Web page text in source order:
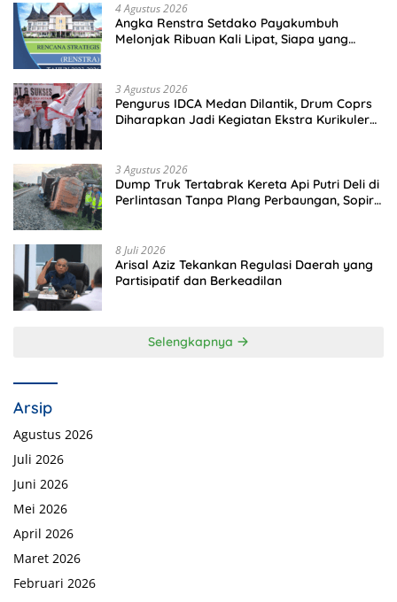
4 Agustus 2026
Angka Renstra Setdako Payakumbuh
Melonjak Ribuan Kali Lipat, Siapa yang
3 Agustus 2026
Pengurus IDCA Medan Dilantik, Drum Coprs
Diharapkan Jadi Kegiatan Ekstra Kurikuler
3 Agustus 2026
Dump Truk Tertabrak Kereta Api Putri Deli di
Perlintasan Tanpa Plang Perbaungan, Sopir
8 Juli 2026
Arisal Aziz Tekankan Regulasi Daerah yang
Partisipatif dan Berkeadilan
Selengkapnya
Arsip
Agustus 2026
Juli 2026
Juni 2026
Mei 2026
April 2026
Maret 2026
Februari 2026